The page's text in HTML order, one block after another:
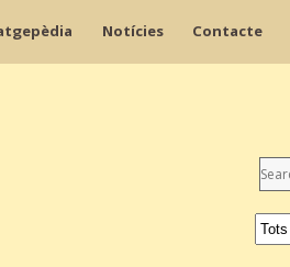
Notícies Contacte